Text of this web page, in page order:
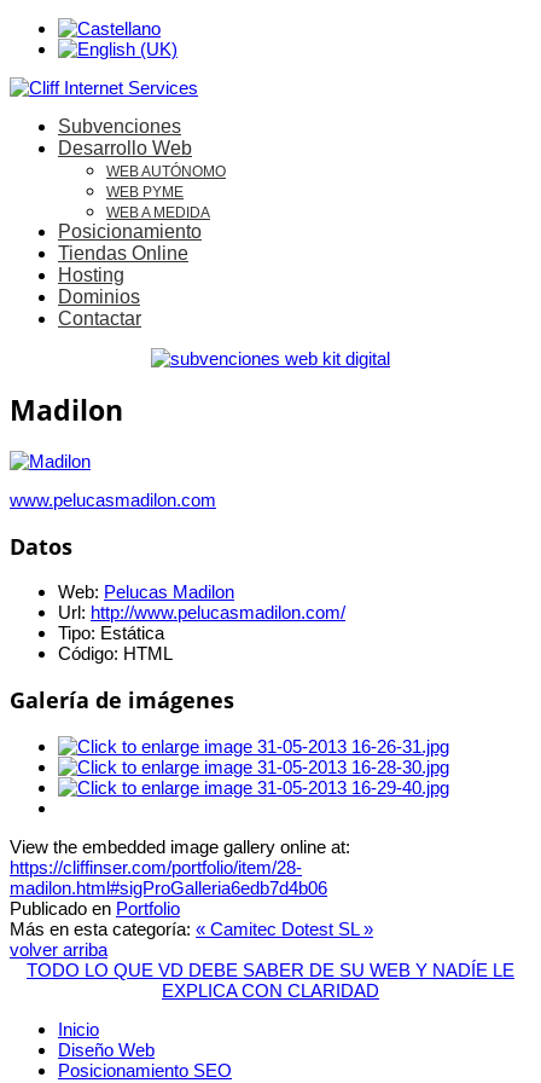
Subvenciones
Desarrollo Web
WEB AUTÓNOMO
WEB PYME
WEB A MEDIDA
Posicionamiento
Tiendas Online
Hosting
Dominios
Contactar
Madilon
www.pelucasmadilon.com
Datos
Web: Pelucas Madilon
Url: http://www.pelucasmadilon.com/
Tipo: Estática
Código: HTML
Galería de imágenes
View the embedded image gallery online at:
https://cliffinser.com/portfolio/item/28-
madilon.html#sigProGalleria6edb7d4b06
Publicado en Portfolio
Más en esta categoría: « Camitec Dotest SL »
volver arriba
TODO LO QUE VD DEBE SABER DE SU WEB Y NADÍE LE
EXPLICA CON CLARIDAD
Inicio
Diseño Web
Posicionamiento SEO